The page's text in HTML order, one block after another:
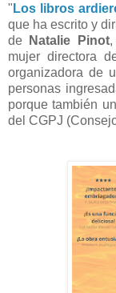
" Los libros
que ha escrito y
de
Natalie Pinot,
mujer directora
organizadora de
personas
porque también
del CGPJ